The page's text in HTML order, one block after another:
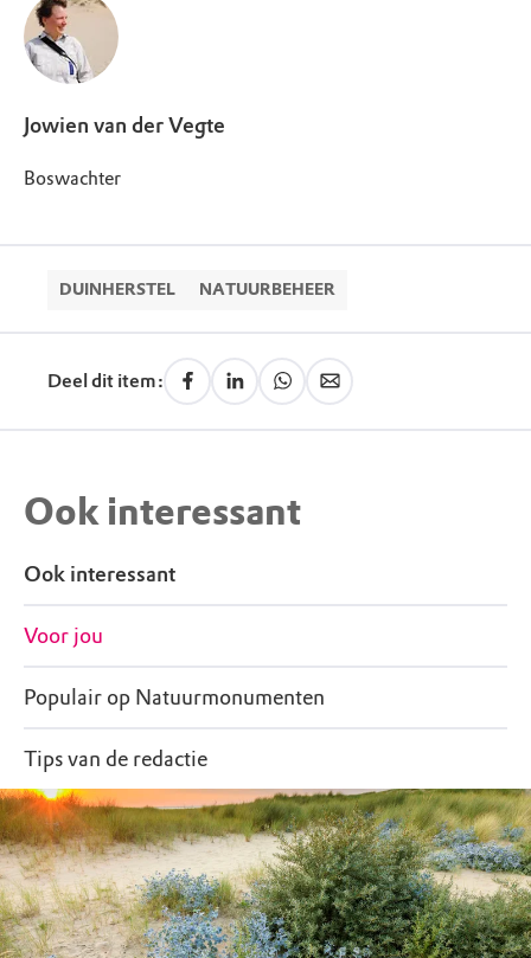
Jowien van der Vegte
Boswachter
DUINHERSTEL NATUURBEHEER
Deel dit item:
Ook interessant
Ook interessant
Voor jou
Populair op Natuurmonumenten
Tips van de redactie